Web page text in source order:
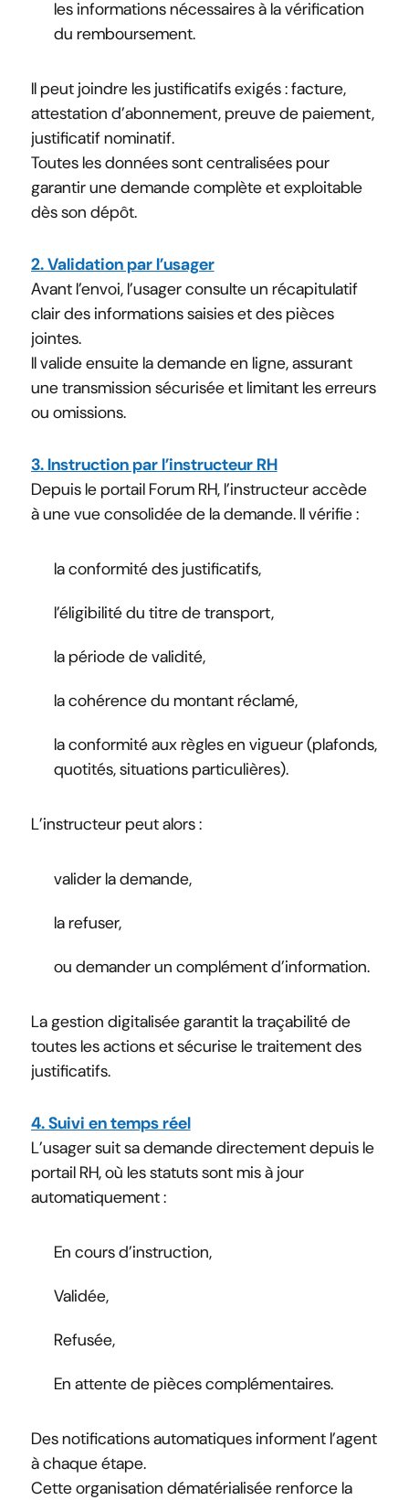
les informations nécessaires à la vérification
du remboursement.
Il peut joindre les justificatifs exigés : facture,
attestation d’abonnement, preuve de paiement,
justificatif nominatif.
Toutes les données sont centralisées pour
garantir une demande complète et exploitable
dès son dépôt.
2. Validation par l’usager
Avant l’envoi, l’usager consulte un récapitulatif
clair des informations saisies et des pièces
jointes.
Il valide ensuite la demande en ligne, assurant
une transmission sécurisée et limitant les erreurs
ou omissions.
3. Instruction par l’instructeur RH
Depuis le portail Forum RH, l’instructeur accède
à une vue consolidée de la demande. Il vérifie :
la conformité des justificatifs,
l’éligibilité du titre de transport,
la période de validité,
la cohérence du montant réclamé,
la conformité aux règles en vigueur (plafonds,
quotités, situations particulières).
L’instructeur peut alors :
valider la demande,
la refuser,
ou demander un complément d’information.
La gestion digitalisée garantit la traçabilité de
toutes les actions et sécurise le traitement des
justificatifs.
4. Suivi en temps réel
L’usager suit sa demande directement depuis le
portail RH, où les statuts sont mis à jour
automatiquement :
En cours d’instruction,
Validée,
Refusée,
En attente de pièces complémentaires.
Des notifications automatiques informent l’agent
à chaque étape.
Cette organisation dématérialisée renforce la